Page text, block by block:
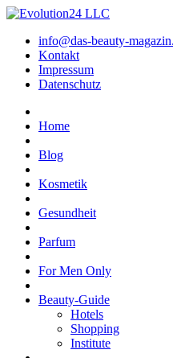
info@das-beauty-
Kontakt
Impressum
Datenschutz
Home
Blog
Kosmetik
Gesundheit
Parfum
For Men Only
Beauty-Guide
Hotels
Shopping
Institute